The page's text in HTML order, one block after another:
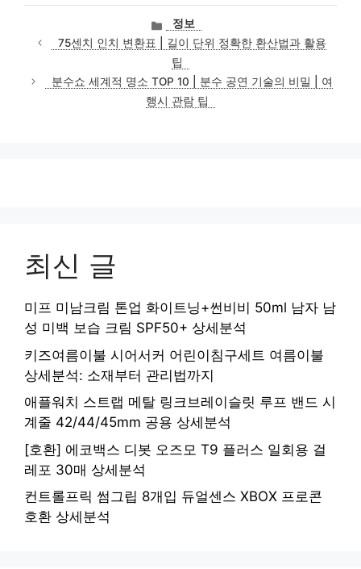
카
테
고
리
정보
75센치 인치 변환표 | 길이 단위 정확한 환산법과 활용
팁
분수쇼 세계적 명소 TOP 10 | 분수 공연 기술의 비밀 | 여
행시 관람 팁
최신 글
미프 미남크림 톤업 화이트닝+썬비비 50ml 남자 남
성 미백 보습 크림 SPF50+ 상세분석
키즈여름이불 시어서커 어린이침구세트 여름이불
상세분석: 소재부터 관리법까지
애플워치 스트랩 메탈 링크브레이슬릿 루프 밴드 시
계줄 42/44/45mm 공용 상세분석
[호환] 에코백스 디봇 오즈모 T9 플러스 일회용 걸
레포 30매 상세분석
컨트롤프릭 썸그립 8개입 듀얼센스 XBOX 프로콘
호환 상세분석